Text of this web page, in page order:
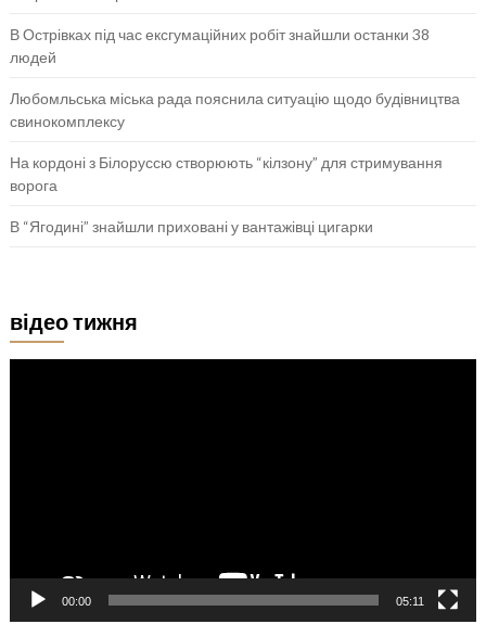
В Острівках під час ексгумаційних робіт знайшли останки 38
людей
Любомльська міська рада пояснила ситуацію щодо будівництва
свинокомплексу
На кордоні з Білоруссю створюють “кілзону” для стримування
ворога
В “Ягодині” знайшли приховані у вантажівці цигарки
відео тижня
00:00 05:11